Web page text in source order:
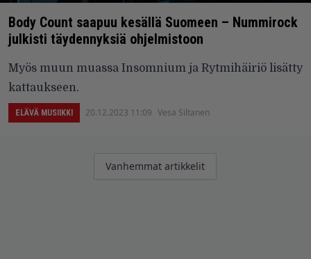
Body Count saapuu kesällä Suomeen – Nummirock
julkisti täydennyksiä ohjelmistoon
Myös muun muassa Insomnium ja Rytmihäiriö lisätty
kattaukseen.
ELÄVÄ MUSIIKKI 20.12.2023 11:09 Vesa Siltanen
Artikkelien
Vanhemmat artikkelit